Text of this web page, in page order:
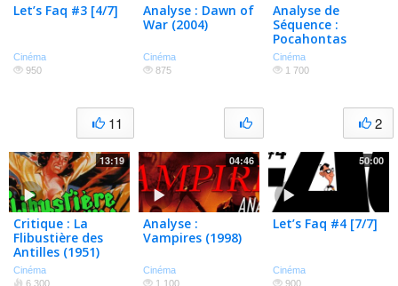
Let’s Faq #3 [4/7]
Cinéma
950
11
Analyse : Dawn of
War (2004)
Cinéma
875
Analyse de
Séquence :
Pocahontas
(1995)
Cinéma
1 700
2
13:19
Critique : La
Flibustière des
Antilles (1951)
Cinéma
6 300
04:46
Analyse :
Vampires (1998)
Cinéma
1 100
50:00
Let’s Faq #4 [7/7]
Cinéma
900